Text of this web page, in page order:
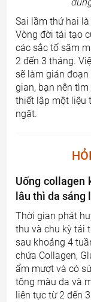
Sai lầm thứ hai
Vòng đời tái tạo
các sắc tố sậm
2 đến 3 tháng.
sẽ làm gián
gian, bạn nên
thiết lập một liệu
ngặt.
Uống collagen
lâu thì da sáng
Thời gian phát
thu và chu kỳ tái
sau khoảng 4
chứa Collagen,
ẩm mượt và có
tông màu da và
liên tục từ 2 đến